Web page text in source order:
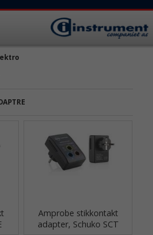
Amprobe stikkontakt
adapter, Schuko SCT